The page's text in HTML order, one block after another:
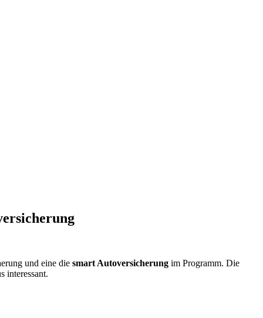
und eine die smart Autoversicherung im Programm. Die
interessant.